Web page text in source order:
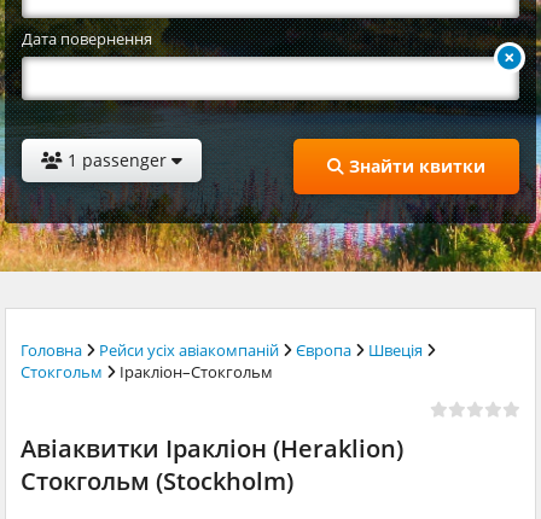
Дата повернення
1 passenger Знайти квитки
Головна Рейси усіх авіакомпаній Європа
Швеція
Стокгольм
Іракліон–Стокгольм
Авіаквитки Іракліон (Heraklion)
Стокгольм (Stockholm)